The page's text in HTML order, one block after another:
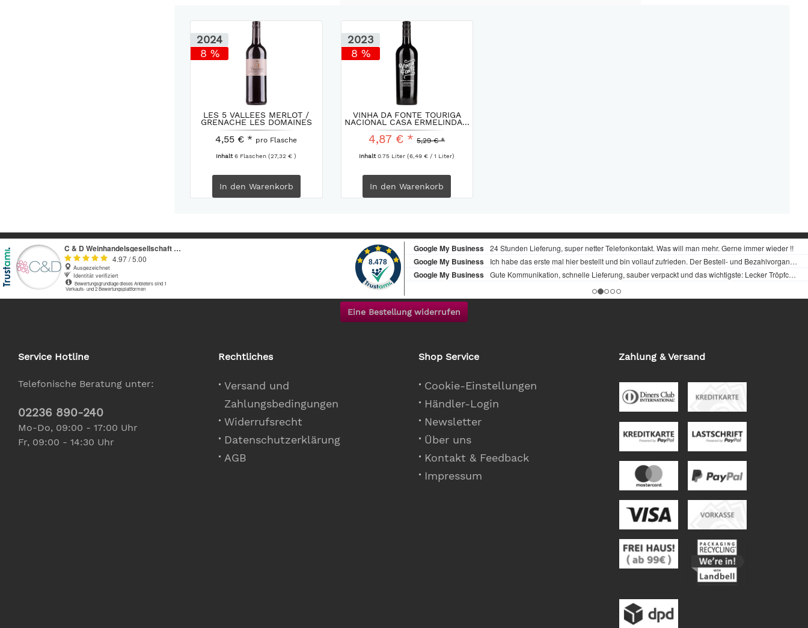
2024
8 %
LES 5 VALLEES MERLOT /
GRENACHE LES DOMAINES
DE...
4,55 € * pro Flasche
Inhalt6 Flaschen(27,32 € )
In den Warenkorb
2023
8 %
VINHA DA FONTE TOURIGA
NACIONAL CASA ERMELINDA...
4,87 € * 5,29 € *
Inhalt0.75 Liter(6,49 € / 1 Liter)
In den Warenkorb
Eine Bestellung widerrufen
Service Hotline
Telefonische Beratung unter:
02236 890-240
Mo-Do, 09:00 - 17:00 Uhr
Fr, 09:00 - 14:30 Uhr
Rechtliches
Versand und
Zahlungsbedingungen
Widerrufsrecht
Datenschutzerklärung
AGB
Shop Service
Cookie-Einstellungen
Händler-Login
Newsletter
Über uns
Kontakt & Feedback
Impressum
Zahlung & Versand